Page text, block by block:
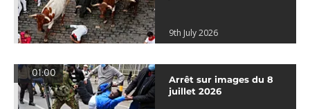
9th July 2026
01:00
Arrêt sur images du 8
juillet 2026